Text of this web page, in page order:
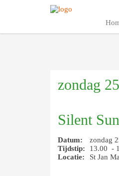
zondag
Silent
Datum:
zondag
Tijdstip:
13.00 -
Locatie:
St Jan